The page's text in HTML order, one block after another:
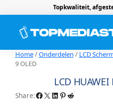
Topkwaliteit,
Home/Onderdelen / LCD
9 OLED
LCD
Share:Facebook X LinkedIn Pinterest Reddit